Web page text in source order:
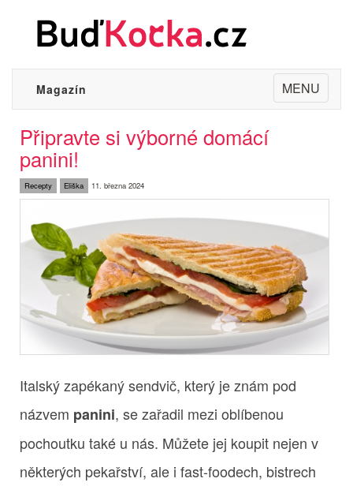
Toggle
navigation
MENU
Magazín
Připravte si výborné domácí
panini!
Recepty Eliška 11. března 2024
Italský zapékaný sendvič, který je znám pod
názvem panini, se zařadil mezi oblíbenou
pochoutku také u nás. Můžete jej koupit nejen v
některých pekařství, ale i fast-foodech, bistrech